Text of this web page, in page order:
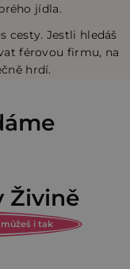
jídla.
cesty. Jestli hledáš
férovou firmu, na
hrdí.
Živině
i tak